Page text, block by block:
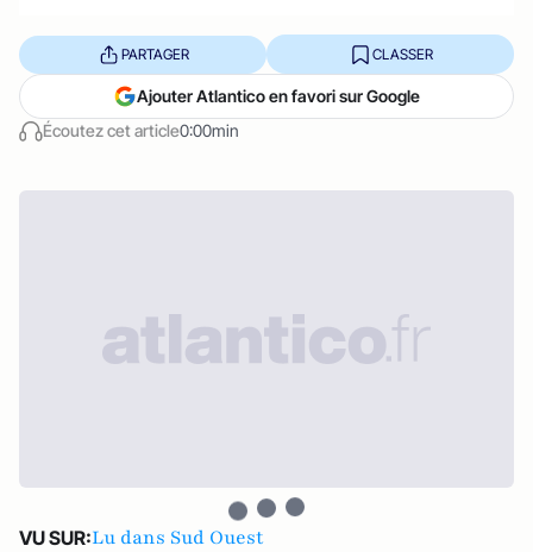
Écoutez cet article0:00min
PARTAGER CLASSER
Ajouter Atlantico en favori sur Google
VU SUR:Lu dans Sud Ouest